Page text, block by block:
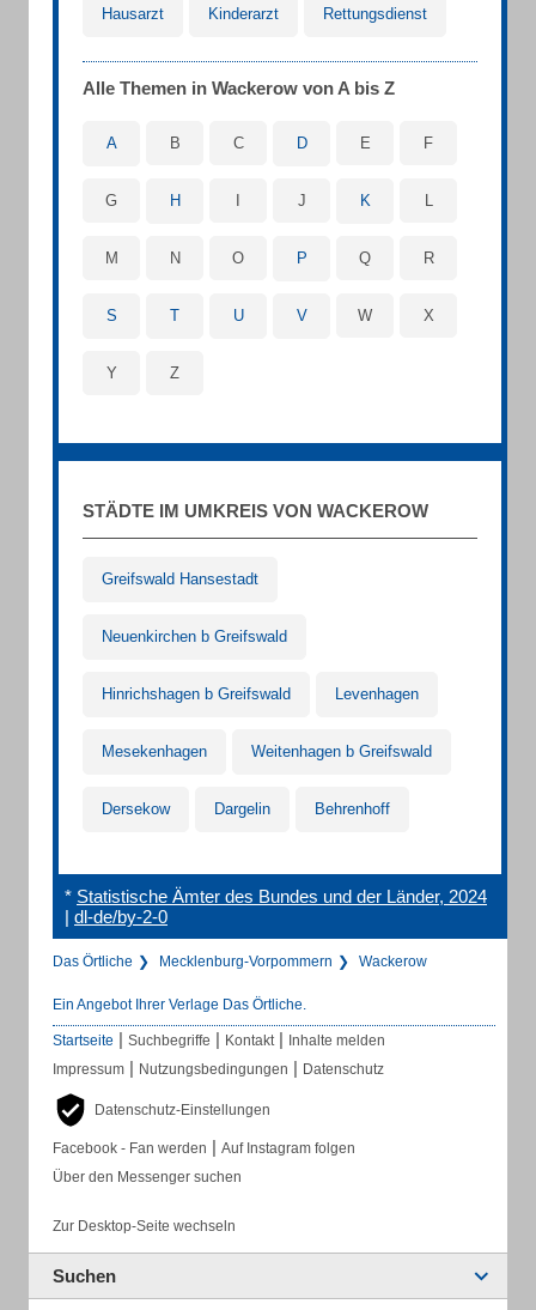
Hausarzt Kinderarzt Rettungsdienst
Alle Themen in Wackerow von A bis Z
A B C D E F
G H J K L
M N O P Q R
S T U V W X
Y Z
STÄDTE IM UMKREIS VON WACKEROW
Greifswald Hansestadt
Neuenkirchen b Greifswald
Hinrichshagen b Greifswald Levenhagen
Mesekenhagen Weitenhagen b Greifswald
Dersekow Dargelin Behrenhoff
* Statistische Ämter des Bundes und der Länder, 2024
| dl-de/by-2-0
Das Örtliche Mecklenburg-Vorpommern Wackerow
Ein Angebot Ihrer Verlage Das Örtliche.
Startseite | Suchbegriffe | Kontakt | Inhalte melden
Impressum | Nutzungsbedingungen | Datenschutz
Datenschutz-Einstellungen
Facebook - Fan werden | Auf Instagram folgen
Über den Messenger suchen
Zur Desktop-Seite wechseln
Suchen